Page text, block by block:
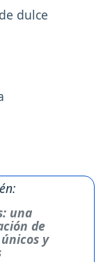
dulce
una
de
y